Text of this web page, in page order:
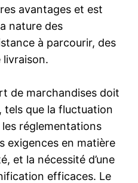
avantages et est
nature des
à parcourir, des
livraison.
de marchandises doit
tels que la fluctuation
réglementations
exigences en matière
et la nécessité d’une
efficaces. Le